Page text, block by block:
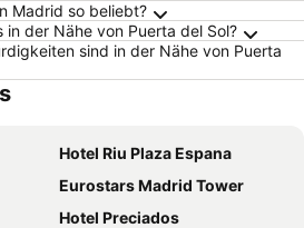
Madrid so beliebt?
der Nähe von Puerta del Sol?
sind in der Nähe von Puerta
Hotel Riu Plaza Espana
Eurostars Madrid Tower
Hotel Preciados